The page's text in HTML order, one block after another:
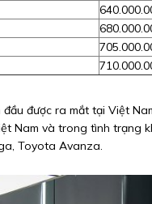
được ra mắt tại Việt
Nam và trong tình trạng
Toyota Avanza.